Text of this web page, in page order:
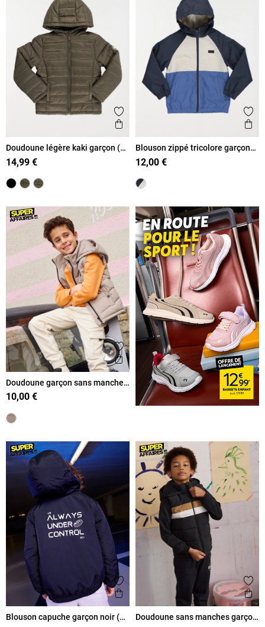
Ajouter aux favoris
Aperçu rapide
Doudoune légère kaki garçon (3-
12A)
14,99 €
Blouson zippé tricolore garçon
(3-12A)
12,00 €
Ajouter aux favoris
Aperçu rapide
Doudoune garçon sans manches
(3-12A)
10,00 €
Ajouter aux favoris
Aperçu rapide
Blouson capuche garçon noir (3-
Doudoune sans manches garçon